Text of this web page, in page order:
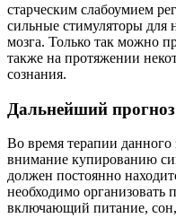
старческим слабоумием
сильные стимуляторы для
мозга. Только так можно
также на протяжении
сознания.
Дальнейший прогноз
Во время терапии данного
внимание купированию
должен постоянно
необходимо организовать
включающий питание,